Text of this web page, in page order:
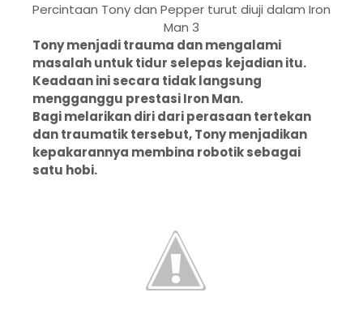
Percintaan Tony dan Pepper turut diuji dalam Iron
Man 3
Tony menjadi trauma dan mengalami
masalah untuk tidur selepas kejadian itu.
Keadaan ini secara tidak langsung
mengganggu prestasi Iron Man.
Bagi melarikan diri dari perasaan tertekan
dan traumatik tersebut, Tony menjadikan
kepakarannya membina robotik sebagai
satu hobi.